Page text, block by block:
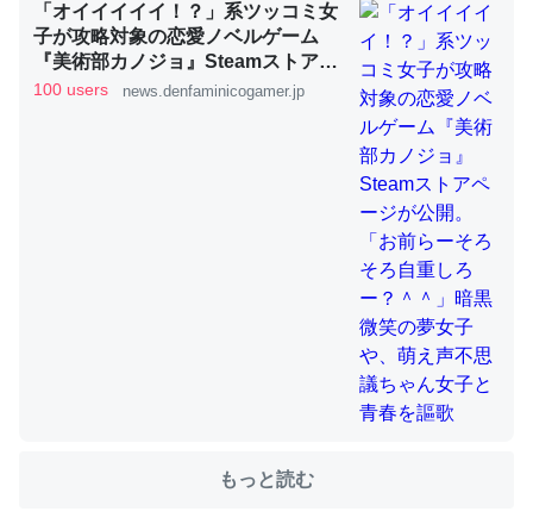
ちょうど同じ理由でEcho Show 8を設定中でした。Prime
とかSpotifyを支払う孝行もできる。一生で親と会える残
り時間を日数にすると1週間とかの人が多いそうだけど、
それを実質100倍以上に伸ばす効果があるはず……
─たまにLINEするくらいだった遠方の父67歳と僕。ITツール導入で
コミュニケーションが劇的に変化した｜tayorini by LIFULL介護
私も3年前ぐらいに祖母の家に設置した。ポケットWifiみ
たいなのでネット環境作ったけどAlexaしか使わないので
https://toyoshi.hatenablog.com/entry/2019/05/15/1805
コミュニケーションが劇的に変化した｜tayorini by LIFULL介護
「オイイイイイ！？」系ツッコミ女
子が攻略対象の恋愛ノベルゲーム
『美術部カノジョ』Steamストアペ
ージが公開。「お前らーそろそろ自
100 users news.denfaminicogamer.jp
もっと読む